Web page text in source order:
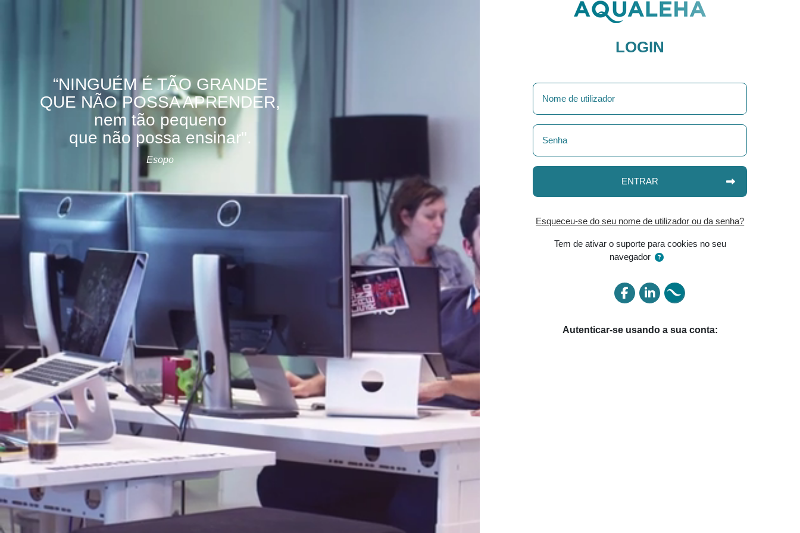
“NINGUÉM É TÃO GRANDE
QUE NÃO POSSA APRENDER,
nem tão pequeno
que não possa ensinar".
Esopo
Ir para o conteúdo principal
LOGIN
ENTRAR
Esqueceu-se do seu nome de utilizador ou da senha?
Tem de ativar o suporte para cookies no seu
navegador
Autenticar-se usando a sua conta: